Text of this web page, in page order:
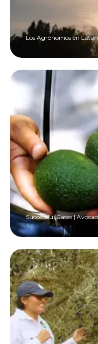
Los Agrónomos en
Successful Cases |